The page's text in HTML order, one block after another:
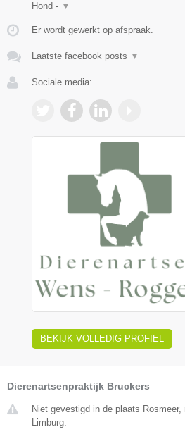
Hond - ▼
Er wordt gewerkt op afspraak.
Laatste facebook posts ▼
Sociale media:
BEKIJK VOLLEDIG PROFIEL
Dierenartsenpraktijk Bruckers
Niet gevestigd in de plaats
Limburg.